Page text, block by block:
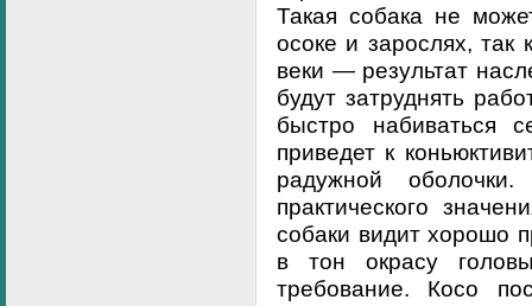
Такая собака не
осоке и зарослях, так
веки — результат
будут затруднять
быстро набиваться
приведет к
радужной
практического
собаки видит хорошо
в тон окрасу
требование. Косо